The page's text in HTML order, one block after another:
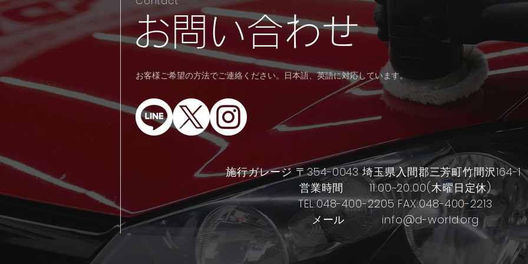
​お問い合わせ
​​お客様ご希望の方法でご連絡ください。日本語、英語に対応しています。
施行ガレージ 〒354-0043 埼玉県入間郡三芳町竹間
営業時間 11:00~20:00(木曜日定休)
TEL:048-400-2205 FAX:048-400-2213
​メール info@d-world.org